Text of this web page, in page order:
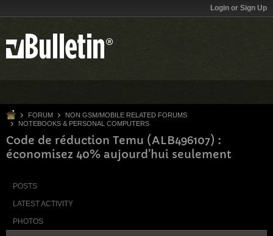
Login or Sign Up
FORUM
NON GSM/MOBILE RELATED FORUMS
NOTEBOOKS & PERSONAL COMPUTERS
Code de réduction Temu (ALB496107) :
économisez 40% aujourd’hui seulement
POSTS
LATEST ACTIVITY
PHOTOS